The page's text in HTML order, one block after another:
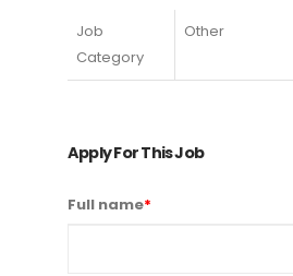
Job
Category
Other
Apply For This Job
Full name*